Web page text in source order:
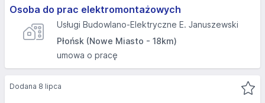
Osoba do prac elektromontażowych
Usługi Budowlano-Elektryczne E. Januszewski
Płońsk (Nowe Miasto - 18km)
umowa o pracę
Dodana 8 lipca